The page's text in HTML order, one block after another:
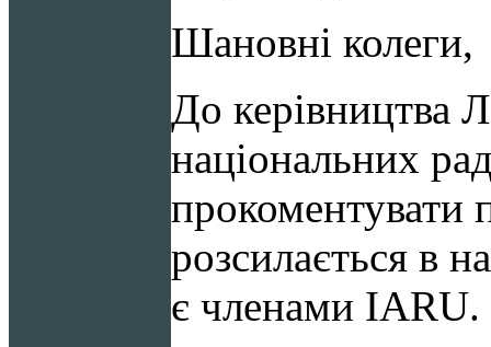
Шановні колеги,
До керівництва
національних
прокоментувати
розсилається в
є членами